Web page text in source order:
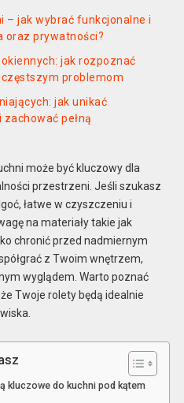
– jak wybrać funkcjonalne i
oraz prywatności?
okiennych: jak rozpoznać
problemom
jak unikać
pełną
może być kluczowy dla
przestrzeni. Jeśli szukasz
łatwe w czyszczeniu i
na materiały takie jak
chronić przed nadmiernym
z Twoim wnętrzem,
wyglądem. Warto poznać
Twoje rolety będą idealnie
kluczowe do kuchni pod kątem